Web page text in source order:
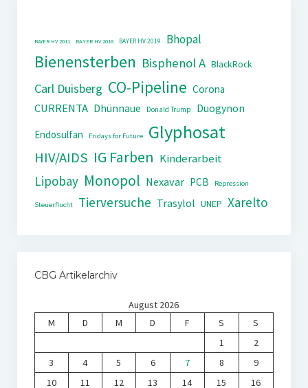
BAYER HV 2011 BAYER HV 2018 BAYER HV 2019 Bhopal
Bienensterben Bisphenol A BlackRock
Carl Duisberg CO-Pipeline Corona
CURRENTA Dhünnaue Donald Trump
Duogynon
Endosulfan
Fridays for Future Glyphosat
HIV/AIDS IG Farben Kinderarbeit
Lipobay Monopol Nexavar PCB Repression
Steuerflucht Tierversuche Trasylol UNEP Xarelto
CBG Artikelarchiv
August 2026
M
D M D F S
S
1
2
3
4 5 6 7 8
9
10
11 12 13 14 15 16